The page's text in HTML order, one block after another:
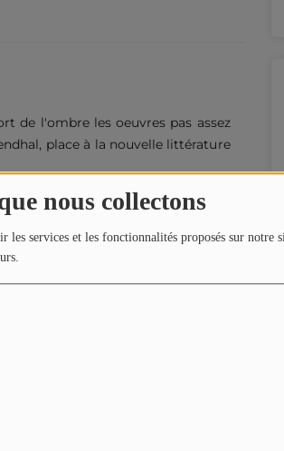
nous collectons
les services et les fonctionnalités proposés sur notre
de l'ombre les oeuvres pas assez
place à la nouvelle littérature
Pau !
et Lucas.